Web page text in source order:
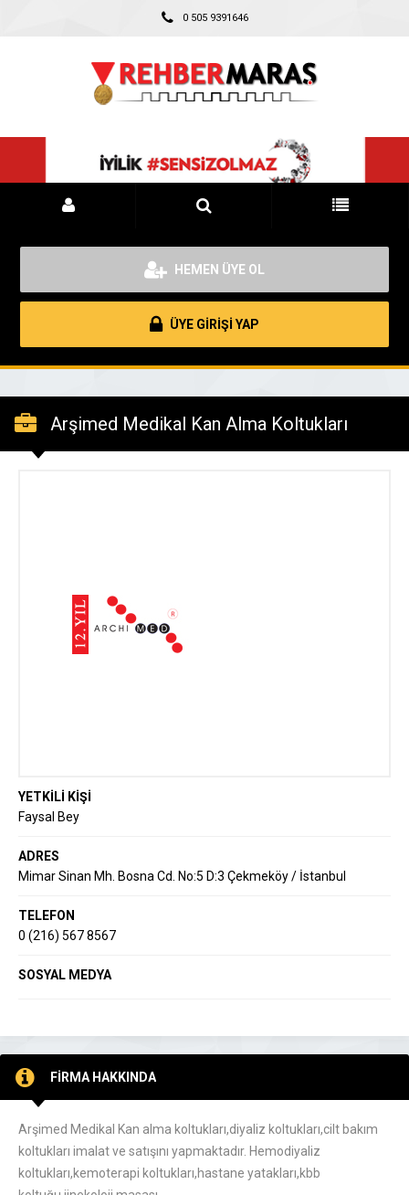
0 505 9391646
HEMEN ÜYE OL
ÜYE GİRİŞİ YAP
Arşimed Medikal Kan Alma Koltukları
YETKİLİ KİŞİ
Faysal Bey
ADRES
Mimar Sinan Mh. Bosna Cd. No:5 D:3 Çekmeköy / İstanbul
TELEFON
0 (216) 567 8567
SOSYAL MEDYA
FİRMA HAKKINDA
Arşimed Medikal Kan alma koltukları,diyaliz koltukları,cilt bakım
koltukları imalat ve satışını yapmaktadır. Hemodiyaliz
koltukları,kemoterapi koltukları,hastane yatakları,kbb